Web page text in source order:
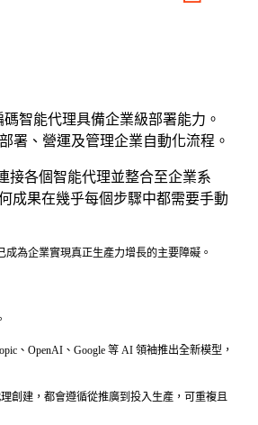
智能代理具備企業級部署能力。
署、營運及管理企業自動化流程。
接各個智能代理並整合至企業系
成果在幾乎每個步驟中都需要手動
為企業實現真正生產力增長的主要障礙。
、OpenAI、Google 等 AI 領袖推出全新模型，
創建，都會遵循從推廣到投入生產，可重複且